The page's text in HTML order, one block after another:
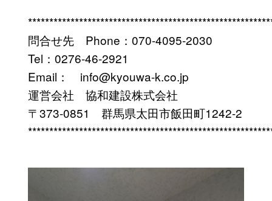
問合せ先 Phone：070-4095-2030
Tel：0276-46-2921
Email： info@kyouwa-k.co.jp
運営会社 協和建設株式会社
〒373-0851 群馬県太田市飯田町1242-2